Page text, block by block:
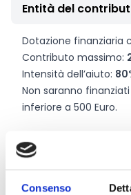
Consenso
Entità del
Dotazione finanziaria
Contributo massimo:
Intensità dell’aiuto:
Non saranno
inferiore a 500 Euro.
Link e Documenti
Pagina web per